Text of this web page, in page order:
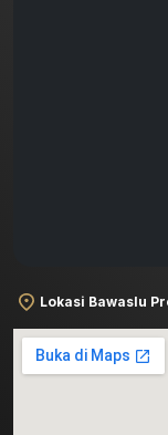
Lokasi Bawaslu